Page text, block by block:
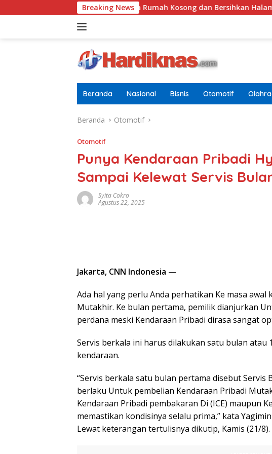
ke
Breaking News
Tugasnya Jaga Rumah Kosong dan Bersihkan Halaman
Beranda Nasional Bisnis Otomotif
Beranda Otomotif
Otomotif
Punya Kendaraan Pribadi
Sampai Kelewat Servis
Syita Cokro
Agustus 22, 2025
Jakarta, CNN Indonesia —
Ada hal yang perlu Anda perhatikan Ke masa awal
Mutakhir. Ke bulan pertama, pemilik dianjurkan
perdana meski Kendaraan Pribadi dirasa sangat
Servis berkala ini harus dilakukan satu bulan atau
kendaraan.
“Servis berkala satu bulan pertama disebut Servis
berlaku Untuk pembelian Kendaraan Pribadi
Kendaraan Pribadi pembakaran Di (ICE) maupun
memastikan kondisinya selalu prima,” kata
Lewat keterangan tertulisnya dikutip, Kamis (21/8).